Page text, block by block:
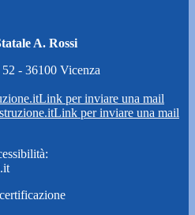
A. Rossi
- 36100 Vicenza
Link per inviare una mail
Link per inviare una mail